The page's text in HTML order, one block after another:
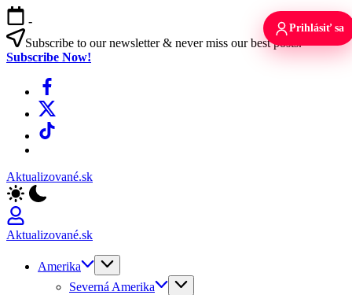
Skip
to
content
-
Subscribe to our newsletter & never miss our best posts.
Subscribe Now!
Facebook
X
TikTok
Aktualizované.sk
Aktualizované.sk
Amerika
Severná Amerika
Prihlásiť sa